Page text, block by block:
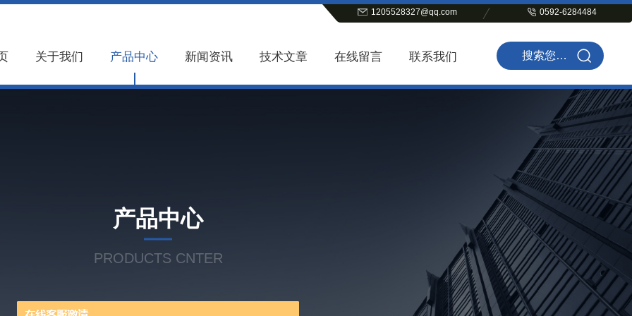
1205528327@qq.com 0592-6284484
关于我们 产品中心 新闻资讯 技术文章 在线留言 联系我们
产品中心
PRODUCTS CNTER